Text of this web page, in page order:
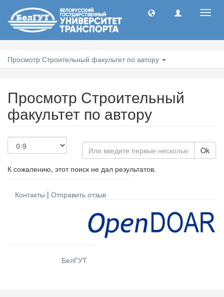
Просмотр Строительный факультет по автору
Просмотр Строительный
факультет по автору
Ok
К сожалению, этот поиск не дал результатов.
Контакты | Отправить отзыв
БелГУТ